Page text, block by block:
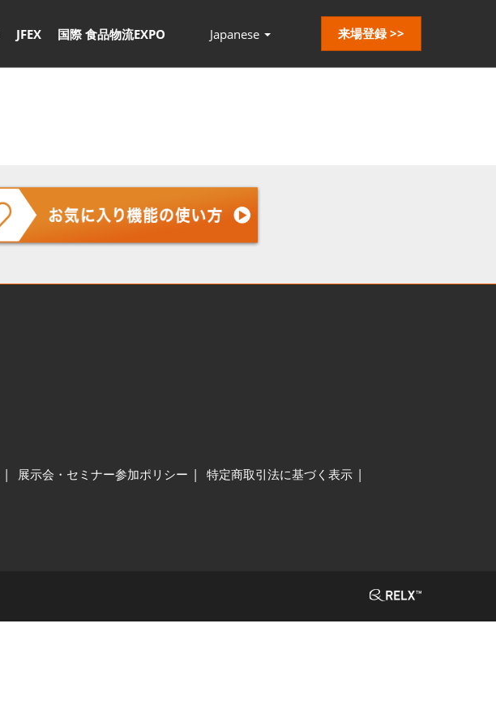
JFEX 国際 食品物流EXPO Japanese 来場登録 >>
展示会・セミナー参加ポリシー
特定商取引法に基づく表示